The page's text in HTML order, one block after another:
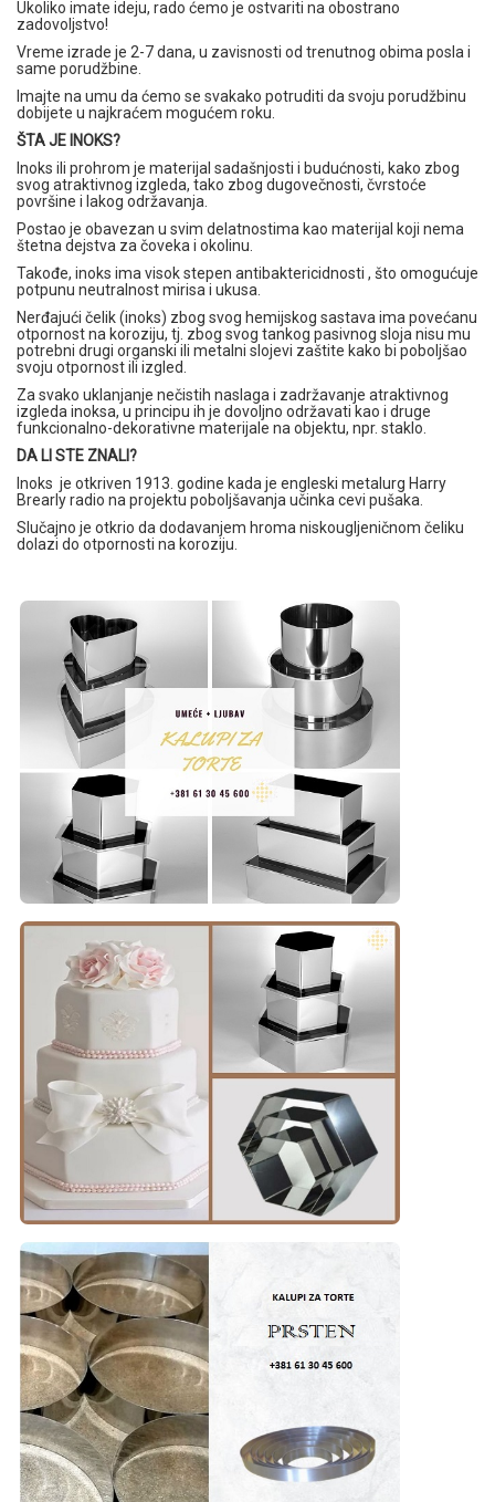
Ukoliko imate ideju, rado ćemo je ostvariti na obostrano
zadovoljstvo!
Vreme izrade je 2-7 dana, u zavisnosti od trenutnog obima posla i
same porudžbine.
Imajte na umu da ćemo se svakako potruditi da svoju porudžbinu
dobijete u najkraćem mogućem roku.
ŠTA JE INOKS?
lnoks ili prohrom je materijal sadašnjosti i budućnosti, kako zbog
svog atraktivnog izgleda, tako zbog dugovečnosti, čvrstoće
površine i lakog održavanja.
Postao je obavezan u svim delatnostima kao materijal koji nema
štetna dejstva za čoveka i okolinu.
Takođe, inoks ima visok stepen antibaktericidnosti , što omogućuje
potpunu neutralnost mirisa i ukusa.
Nerđajući čelik (inoks) zbog svog hemijskog sastava ima povećanu
otpornost na koroziju, tj. zbog svog tankog pasivnog sloja nisu mu
potrebni drugi organski ili metalni slojevi zaštite kako bi poboljšao
svoju otpornost ili izgled.
Za svako uklanjanje nečistih naslaga i zadržavanje atraktivnog
izgleda inoksa, u principu ih je dovoljno održavati kao i druge
funkcionalno-dekorativne materijale na objektu, npr. staklo.
DA LI STE ZNALI?
Inoks je otkriven 1913. godine kada je engleski metalurg Harry
Brearly radio na projektu poboljšavanja učinka cevi pušaka.
Slučajno je otkrio da dodavanjem hroma niskougljeničnom čeliku
dolazi do otpornosti na koroziju.